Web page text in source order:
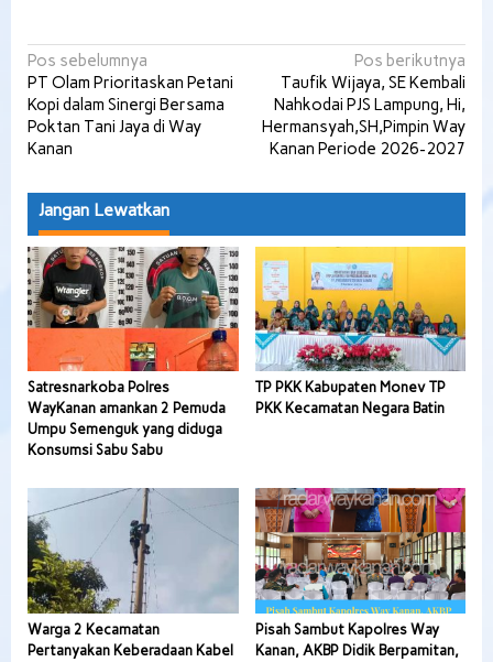
Navigasi
pos
Pos sebelumnya
PT Olam Prioritaskan Petani
Kopi dalam Sinergi Bersama
Poktan Tani Jaya di Way
Kanan
Pos berikutnya
Taufik Wijaya, SE Kembali
Nahkodai PJS Lampung, Hi,
Hermansyah,SH,Pimpin Way
Kanan Periode 2026-2027
Jangan Lewatkan
Satresnarkoba Polres
WayKanan amankan 2 Pemuda
Umpu Semenguk yang diduga
Konsumsi Sabu Sabu
TP PKK Kabupaten Monev TP
PKK Kecamatan Negara Batin
Warga 2 Kecamatan
Pertanyakan Keberadaan Kabel
Pisah Sambut Kapolres Way
Kanan, AKBP Didik Berpamitan,